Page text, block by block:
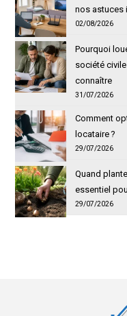
nos astuces
02/08/2026
Pourquoi
société
connaître
31/07/2026
Comment
locataire ?
29/07/2026
Quand
essentiel
29/07/2026